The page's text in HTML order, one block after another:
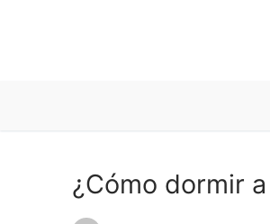
¿Cómo dormir